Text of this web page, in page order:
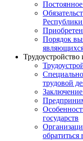
Порядок
Трудоустройство
трудовой
государств
обратиться